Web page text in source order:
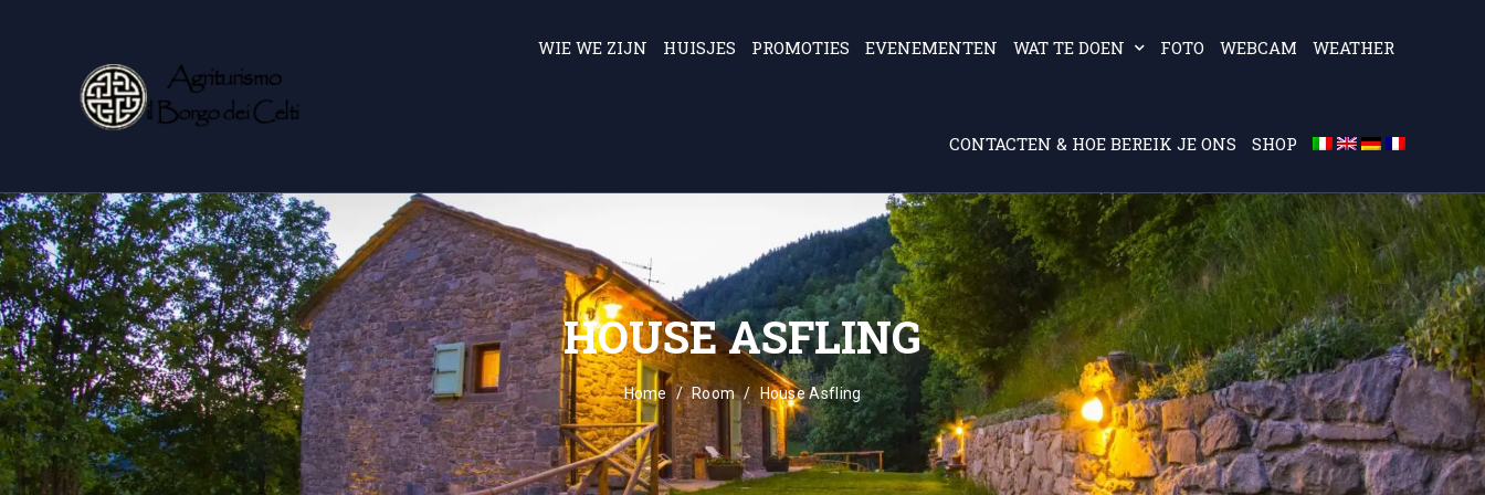
WIE WE ZIJN HUISJES PROMOTIES EVENEMENTEN WAT TE DOEN FOTO WEBCAM WEATHER
CONTACTEN & HOE BEREIK JE ONS SHOP
HOUSE ASFLING
Home Room House Asfling